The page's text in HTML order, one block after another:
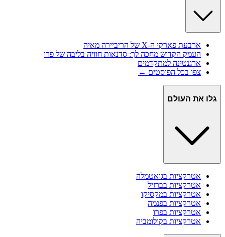
ארבעת פארקי ה-X של הריביירה מאיה
העמק הקדוש מחכה לך: סדנאות חוויה בליבה של פרו
ארגנטינה למתקדמים
צפו בכל הפוסטים ←
גלו את העולם
אטרקציות בגואטמלה
אטרקציות בברזיל
אטרקציות במקסיקו
אטרקציות בפנמה
אטרקציות בפרו
אטרקציות בקולומביה